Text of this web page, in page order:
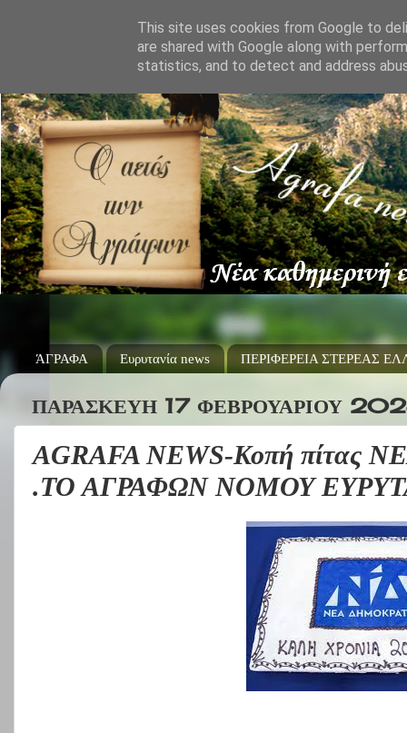
ΆΓΡΑΦΑ Ευρυτανία news ΠΕΡΙΦΕΡΕΙΑ ΣΤΕΡΕΑΣ
ΠΑΡΑΣΚΕΥΉ 17 ΦΕΒΡΟΥΑΡΊΟΥ
AGRAFA NEWS-Κοπή
.ΤΟ ΑΓΡΑΦΩΝ ΝΟΜΟΥ
This site uses cookies from Google to
are shared with Google along with
statistics, and to detect and address